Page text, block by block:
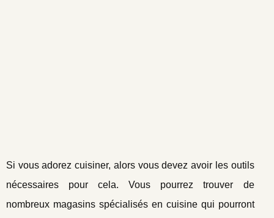
Si vous adorez cuisiner, alors vous devez avoir les outils
nécessaires pour cela. Vous pourrez trouver de
nombreux magasins spécialisés en cuisine qui pourront